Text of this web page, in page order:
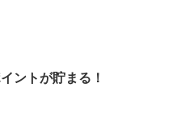
ントが貯まる！